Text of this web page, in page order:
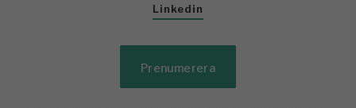
Linkedin
Prenumerera